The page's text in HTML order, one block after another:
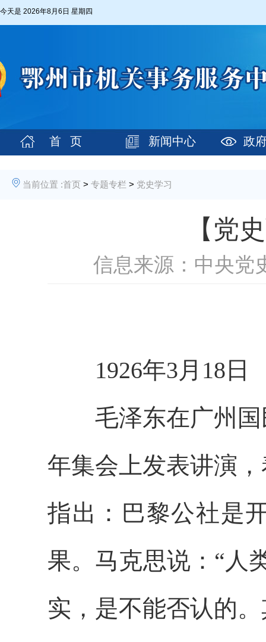
今天是 2026年8月6日 星期四
首 页 新闻中心 政
当前位置 :首页 > 专题专栏 > 党史学习
【党
信息来源：中央党
1926年3月18日
毛泽东在广州国
年集会上发表讲演
指出：巴黎公社是
果。马克思说：“人
实，是不能否认的